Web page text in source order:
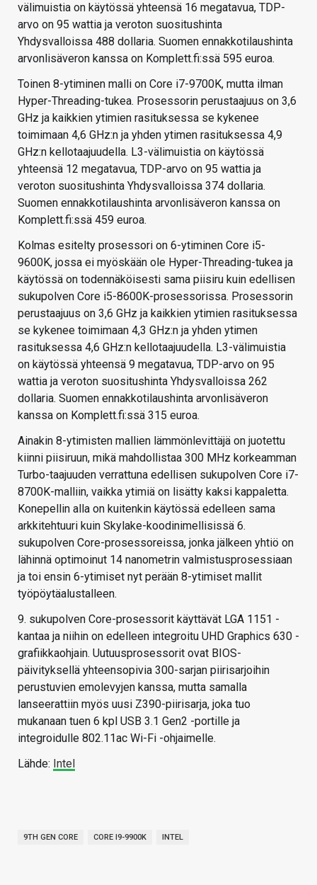
välimuistia on käytössä yhteensä 16 megatavua, TDP-
arvo on 95 wattia ja veroton suositushinta
Yhdysvalloissa 488 dollaria. Suomen ennakkotilaushinta
arvonlisäveron kanssa on Komplett.fi:ssä 595 euroa.
Toinen 8-ytiminen malli on Core i7-9700K, mutta ilman
Hyper-Threading-tukea. Prosessorin perustaajuus on 3,6
GHz ja kaikkien ytimien rasituksessa se kykenee
toimimaan 4,6 GHz:n ja yhden ytimen rasituksessa 4,9
GHz:n kellotaajuudella. L3-välimuistia on käytössä
yhteensä 12 megatavua, TDP-arvo on 95 wattia ja
veroton suositushinta Yhdysvalloissa 374 dollaria.
Suomen ennakkotilaushinta arvonlisäveron kanssa on
Komplett.fi:ssä 459 euroa.
Kolmas esitelty prosessori on 6-ytiminen Core i5-
9600K, jossa ei myöskään ole Hyper-Threading-tukea ja
käytössä on todennäköisesti sama piisiru kuin edellisen
sukupolven Core i5-8600K-prosessorissa. Prosessorin
perustaajuus on 3,6 GHz ja kaikkien ytimien rasituksessa
se kykenee toimimaan 4,3 GHz:n ja yhden ytimen
rasituksessa 4,6 GHz:n kellotaajuudella. L3-välimuistia
on käytössä yhteensä 9 megatavua, TDP-arvo on 95
wattia ja veroton suositushinta Yhdysvalloissa 262
dollaria. Suomen ennakkotilaushinta arvonlisäveron
kanssa on Komplett.fi:ssä 315 euroa.
Ainakin 8-ytimisten mallien lämmönlevittäjä on juotettu
kiinni piisiruun, mikä mahdollistaa 300 MHz korkeamman
Turbo-taajuuden verrattuna edellisen sukupolven Core i7-
8700K-malliin, vaikka ytimiä on lisätty kaksi kappaletta.
Konepellin alla on kuitenkin käytössä edelleen sama
arkkitehtuuri kuin Skylake-koodinimellisissä 6.
sukupolven Core-prosessoreissa, jonka jälkeen yhtiö on
lähinnä optimoinut 14 nanometrin valmistusprosessiaan
ja toi ensin 6-ytimiset nyt perään 8-ytimiset mallit
työpöytäalustalleen.
9. sukupolven Core-prosessorit käyttävät LGA 1151 -
kantaa ja niihin on edelleen integroitu UHD Graphics 630 -
grafiikkaohjain. Uutuusprosessorit ovat BIOS-
päivityksellä yhteensopivia 300-sarjan piirisarjoihin
perustuvien emolevyjen kanssa, mutta samalla
lanseerattiin myös uusi Z390-piirisarja, joka tuo
mukanaan tuen 6 kpl USB 3.1 Gen2 -portille ja
integroidulle 802.11ac Wi-Fi -ohjaimelle.
Lähde: Intel
9TH GEN CORE CORE I9-9900K INTEL